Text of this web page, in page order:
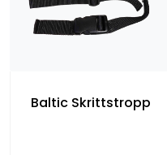
Baltic Skrittstropp